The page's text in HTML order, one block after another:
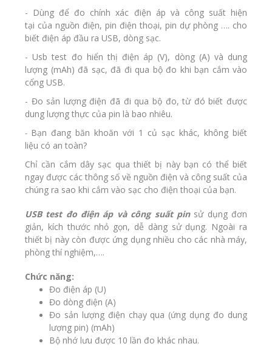
- Dùng để đo chính xác điện áp và công suất hiện
tại của nguồn điện, pin điện thoại, pin dự phòng …. cho
biết điện áp đầu ra USB, dòng sạc.
- Usb test đo hiển thị điện áp (V), dòng (A) và dung
lượng (mAh) đã sạc, đã đi qua bộ đo khi bạn cắm vào
cổng USB.
- Đo sản lượng điện đã đi qua bộ đo, từ đó biết được
dung lượng thực của pin là bao nhiêu.
- Bạn đang băn khoăn với 1 củ sạc khác, không biết
liệu có an toàn?
Chỉ cần cắm dây sạc qua thiết bị này bạn có thể biết
ngay được các thông số về nguồn điện và công suất của
chúng ra sao khi cắm vào sạc cho điện thoại của bạn.
USB test đo điện áp và công suất pinsử dụng đơn
giản, kích thước nhỏ gọn, dễ dàng sử dụng. Ngoài ra
thiết bị này còn được ứng dụng nhiều cho các nhà máy,
phòng thí nghiệm,….
Chức năng:
Đo điện áp (U)
Đo dòng điện (A)
Đo sản lượng điện chạy qua (ứng dụng đo dung
lượng pin) (mAh)
Bộ nhớ lưu được 10 lần đo khác nhau.